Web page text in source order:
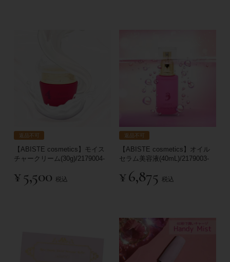
返品不可
【ABISTE cosmetics】モイス
チャークリーム(30g)/2179004-
¥5,500 税込
返品不可
【ABISTE cosmetics】オイル
セラム美容液(40mL)/2179003-
¥6,875 税込